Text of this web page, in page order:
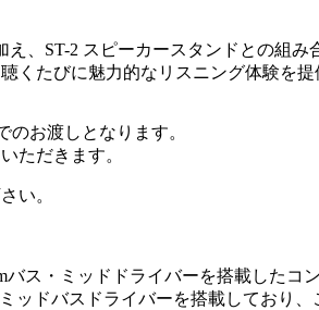
、ST-2 スピーカースタンドとの組
くたびに魅力的なリスニング体験を提
お渡しとなります。
ただきます。
い。
ス・ミッドドライバーを搭載したコ
ッドバスドライバーを搭載しており